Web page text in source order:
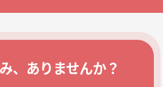
、ありませんか？